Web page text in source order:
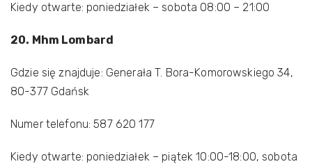
Kiedy otwarte: poniedziałek – sobota 08:00 – 21:00
20. Mhm Lombard
Gdzie się znajduje: Generała T. Bora-Komorowskiego 34,
80-377 Gdańsk
Numer telefonu: 587 620 177
Kiedy otwarte: poniedziałek – piątek 10:00-18:00, sobota